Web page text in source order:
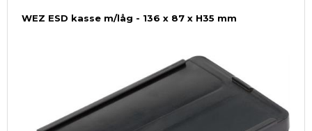
WEZ ESD kasse m/låg - 136 x 87 x H35 mm